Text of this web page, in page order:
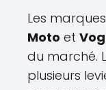
Les
Moto et
du marché.
plusieurs